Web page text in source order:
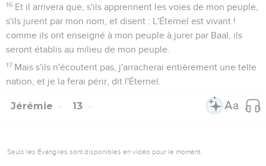
16 Et il arrivera que, s'ils apprennent les voies de mon peuple,
s'ils jurent par mon nom, et disent : L'Éternel est vivant !
comme ils ont enseigné à mon peuple à jurer par Baal, ils
seront établis au milieu de mon peuple.
17 Mais s'ils n'écoutent pas, j'arracherai entièrement une telle
nation, et je la ferai périr, dit l'Éternel.
Jérémie 13
Seuls les Évangiles sont disponibles en vidéo pour le moment.